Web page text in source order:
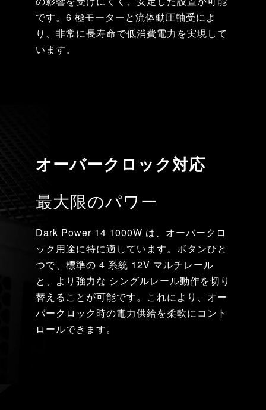
です。6 極モーターと流体動圧軸受によ
り、非常に長寿命で低消費電力を実現して
います。
オーバークロック対応
最大限のパワー
Dark Power 14 1000W は、オーバークロ
ック用途に特に適しています。ボタンひと
つで、標準の 4 系統 12V マルチレール
と、より強力な シングルレール動作を切り
替えることが可能です。これにより、オー
バークロック時の電力供給を柔軟にコント
ロールできます。